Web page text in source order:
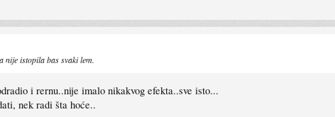
nije istopila bas svaki lem.
i rernu..nije imalo nikakvog efekta..sve isto...
nek radi šta hoće..